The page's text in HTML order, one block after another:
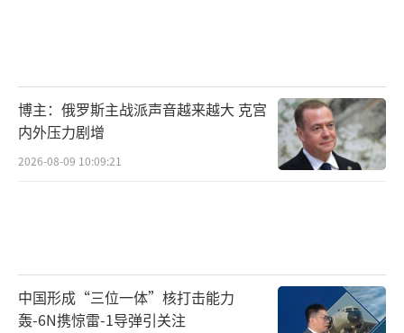
博主：俄罗斯主战派声音越来越大 克宫
内外压力剧增
2026-08-09 10:09:21
中国形成“三位一体”核打击能力
轰-6N携惊雷-1导弹引关注